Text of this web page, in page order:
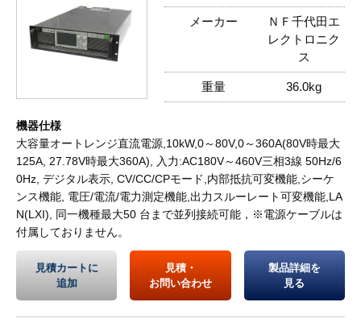
メーカー
ＮＦ千代田エ
レクトロニク
ス
重量 36.0kg
機器仕様
大容量オートレンジ直流電源,10kW,0～80V,0～360A(80V時最大
125A, 27.78V時最大360A), 入力:AC180V～460V三相3線 50Hz/6
0Hz, デジタル表示, CV/CC/CPモード,内部抵抗可変機能,シーケ
ンス機能, 電圧/電流/電力測定機能,出力スルーレート可変機能,LA
N(LXI), 同一機種最大50 台まで並列接続可能，※電源ケーブルは
付属しておりません。
見積カートに
追加
見積・
お問い合わせ
製品詳細を
見る